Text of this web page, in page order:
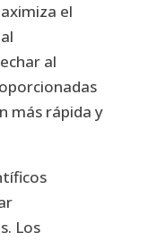
el
al
más rápida y
Los